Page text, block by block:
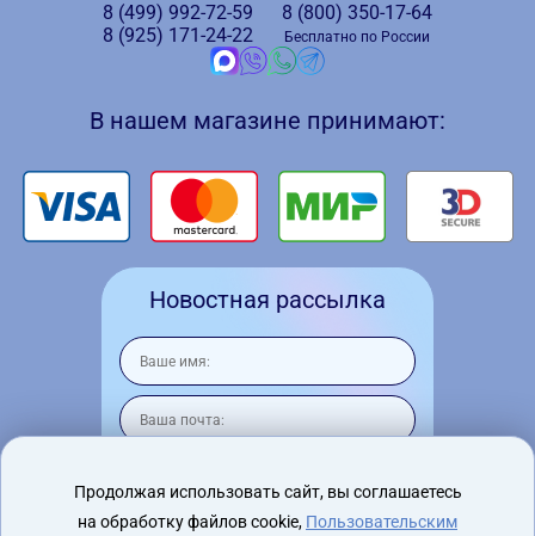
8 (499) 992-72-59
8 (925) 171-24-22
8 (800) 350-17-64
Бесплатно по России
В нашем магазине принимают:
Новостная рассылка
Я согласен на обработку персональных
Продолжая использовать сайт, вы соглашаетесь
на обработку файлов cookie, Пользовательским